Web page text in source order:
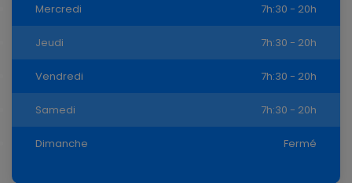
Mercredi 7h:30 - 20h
Jeudi 7h:30 - 20h
Vendredi 7h:30 - 20h
Samedi 7h:30 - 20h
Dimanche Fermé